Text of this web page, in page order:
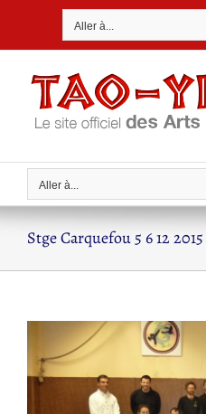
Aller à...
Aller à...
Stge Carquefou 5 6 12 2015